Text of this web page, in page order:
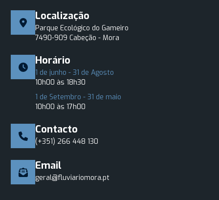
Localização
Parque Ecológico do Gameiro
7490-909 Cabeção - Mora
Horário
1 de junho - 31 de Agosto
10h00 às 18h30
1 de Setembro - 31 de maio
10h00 às 17h00
Contacto
(+351) 266 448 130
Email
geral@fluviariomora.pt